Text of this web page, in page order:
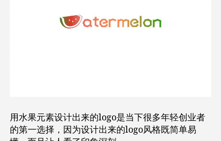
用水果元素设计出来的logo是当下很多年轻创业者
的第一选择，因为设计出来的logo风格既简单易